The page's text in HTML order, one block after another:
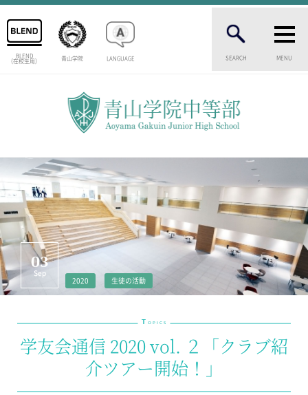
BLEND
（在校生用） 青山学院 LANGUAGE SEARCH MENU
中等部の歴史
特色ある教育
生徒数・教職員数
一貫校の流れ
卒業生インタビュー
校舎情報
メディアライブラリー
教育の特色・紹介
教育課程
キリスト教教育
03
Sep
2020 生徒の活動
T OPICS
学友会通信 2020 vol. ２「クラブ紹
介ツアー開始！」